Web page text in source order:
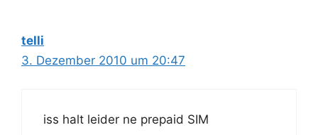
telli
3. Dezember 2010 um 20:47
iss halt leider ne prepaid SIM